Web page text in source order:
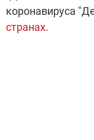
коронавируса
странах.